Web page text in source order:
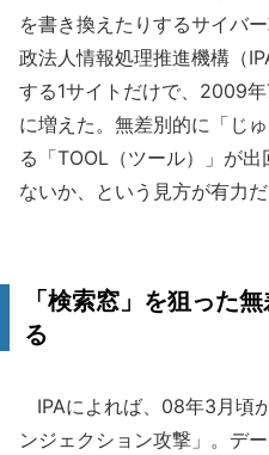
を書き換えたりするサイバ
政法人情報処理推進機構（
する1サイトだけで、2009
に増えた。無差別的に「じ
る「TOOL（ツール）」が
ないか、という見方が有力だ
「検索窓」を狙った
る
IPAによれば、08年3月頃
ンジェクション攻撃」。デ